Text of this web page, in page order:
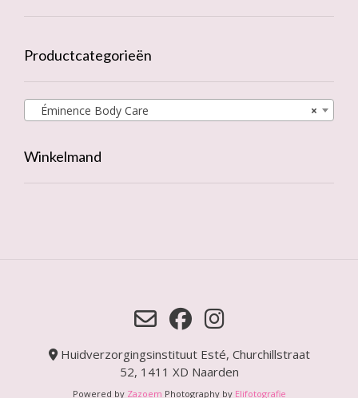
Productcategorieën
×
Éminence Body Care
Winkelmand
Huidverzorgingsinstituut Esté, Churchillstraat
52, 1411 XD Naarden
Powered by Zazoem Photography by Elifotografie